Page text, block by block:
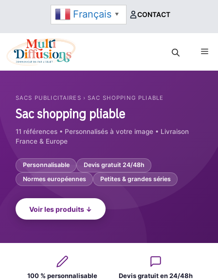
Français ▼ CONTACT
SACS PUBLICITAIRES › SAC SHOPPING PLIABLE
Sac shopping pliable
11 références • Personnalisés à votre image • Livraison
France & Europe
Personnalisable
Devis gratuit 24/48h
Normes européennes
Petites & grandes séries
Voir les produits ↓
100 % personnalisable Devis gratuit en 24/48h